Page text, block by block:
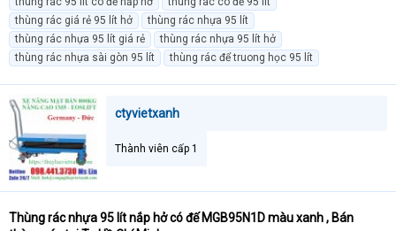
r
e
a
d
a
r
t
e
r
à
y
g
ử
k
h
ó
a
thùng rác giá rẻ 95 lít hở
thùng rác nhựa 95 lít
thùng rác nhựa 95 lít giá rẻ
thùng rác nhựa 95 lít hở
thùng rác nhựa sài gòn 95 lít
thùng rác để truong học 95 lít
ctyvietxanh
Thành viên cấp 1
Thùng rác nhựa 95 lít nắp hở có đế MGB95N1D màu xanh , Bán